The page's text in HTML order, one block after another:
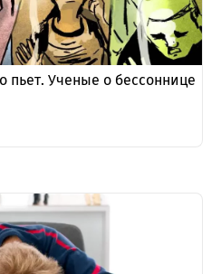
пьет. Ученые о бессоннице